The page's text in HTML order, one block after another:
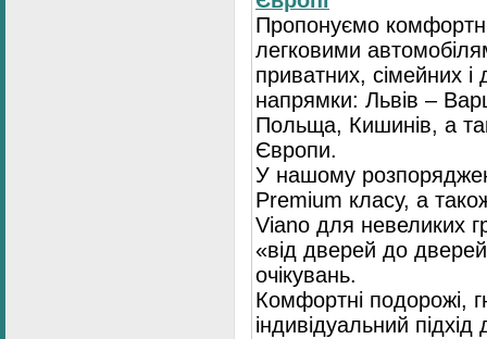
Пропонуємо
легковими
приватних, сімейних і
напрямки: Львів –
Польща, Кишинів, а
Європи.
У нашому
Premium класу, а
Viano для невеликих
«від дверей до
очікувань.
Комфортні подорожі,
індивідуальний